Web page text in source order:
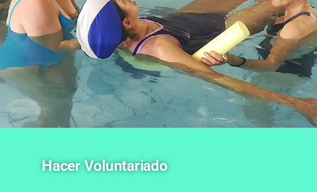
Hacer Voluntariado